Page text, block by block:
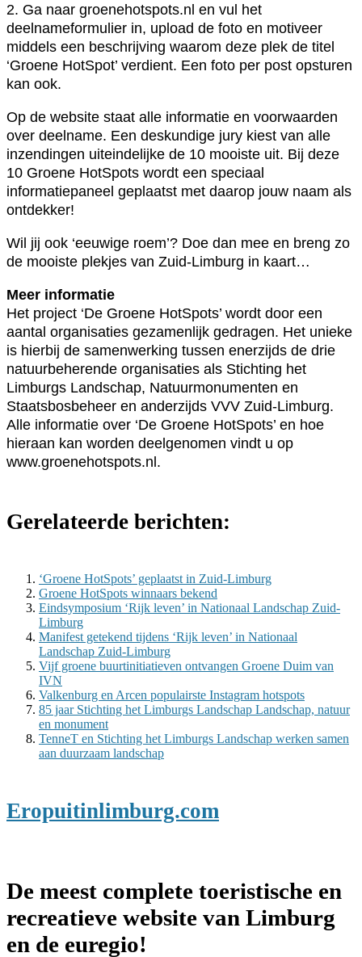
2. Ga naar groenehotspots.nl en vul het
deelnameformulier in, upload de foto en motiveer
middels een beschrijving waarom deze plek de titel
‘Groene HotSpot’ verdient. Een foto per post opsturen
kan ook.
Op de website staat alle informatie en voorwaarden
over deelname. Een deskundige jury kiest van alle
inzendingen uiteindelijke de 10 mooiste uit. Bij deze
10 Groene HotSpots wordt een speciaal
informatiepaneel geplaatst met daarop jouw naam als
ontdekker!
Wil jij ook ‘eeuwige roem’? Doe dan mee en breng zo
de mooiste plekjes van Zuid-Limburg in kaart…
Meer informatie
Het project ‘De Groene HotSpots’ wordt door een
aantal organisaties gezamenlijk gedragen. Het unieke
is hierbij de samenwerking tussen enerzijds de drie
natuurbeherende organisaties als Stichting het
Limburgs Landschap, Natuurmonumenten en
Staatsbosbeheer en anderzijds VVV Zuid-Limburg.
Alle informatie over ‘De Groene HotSpots’ en hoe
hieraan kan worden deelgenomen vindt u op
www.groenehotspots.nl.
Gerelateerde berichten:
‘Groene HotSpots’ geplaatst in Zuid-Limburg
Groene HotSpots winnaars bekend
Eindsymposium ‘Rijk leven’ in Nationaal Landschap Zuid-
Limburg
Manifest getekend tijdens ‘Rijk leven’ in Nationaal
Landschap Zuid-Limburg
Vijf groene buurtinitiatieven ontvangen Groene Duim van
IVN
Valkenburg en Arcen populairste Instagram hotspots
85 jaar Stichting het Limburgs Landschap Landschap, natuur
en monument
TenneT en Stichting het Limburgs Landschap werken samen
aan duurzaam landschap
Eropuitinlimburg.com
De meest complete toeristische en
recreatieve website van Limburg
en de euregio!